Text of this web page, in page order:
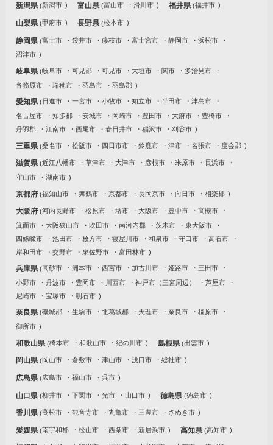
新潟県 新潟市 富山県 富山市 滑川市 福井県 福井市
山梨県 甲府市 長野県 松本市
静岡県 富士市 袋井市 藤枝市 富士宮市 静岡市
浜松市
沼津市
岐阜県 岐阜市 可児郡 可児市 大垣市 関市
多治見市
各務原市
瑞穂市 羽島市 羽島郡
愛知県 日進市 一宮市 小牧市 知立市 半田市
津島市
名古屋市
知多郡 安城市 岡崎市 豊田市 大府市
豊橋市
丹羽郡
江南市 西尾市 春日井市 稲沢市 刈谷市
三重県 桑名市 松阪市 四日市市 鈴鹿市 津市 名張市 度会郡
滋賀県 近江八幡市 草津市 大津市 彦根市 米原市
長浜市
守山市
湖南市
京都府 福知山市 舞鶴市 京都市 長岡京市 向日市 相楽郡
大阪府 河内長野市 松原市 堺市 大阪市 豊中市
高槻市
箕面市
大阪狭山市 吹田市 南河内郡 茨木市
東大阪市
四條畷市
池田市 枚方市 寝屋川市 和泉市 守口市
高石市
岸和田市
交野市 泉佐野市 富田林市
兵庫県 高砂市 洲本市 西宮市 加古川市 姫路市
三田市
小野市
丹波市 豊岡市 川西市 神戸市（三宮周辺）
芦屋市
尼崎市
宝塚市 明石市
奈良県 磯城郡 生駒市 北葛城郡 天理市 奈良市
橿原市
御所市
和歌山県 橋本市 和歌山市 紀の川市 島根県 出雲市
岡山県 岡山市 倉敷市 津山市 浅口市 総社市
広島県 広島市 福山市 呉市
山口県 柳井市 下関市 光市 山口市 徳島県 徳島市
香川県 高松市 観音寺市 丸亀市 三豊市 さぬき市
愛媛県 南宇和郡 松山市 西条市 新居浜市 高知県 高知市